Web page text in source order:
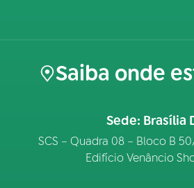
Saiba onde
Sede: Brasília
SCS – Quadra 08 – Bloco B
Edifício Venâncio